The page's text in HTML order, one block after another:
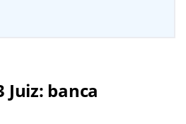
Juiz: banca